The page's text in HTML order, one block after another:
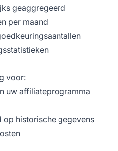
geaggregeerd
per maand
voor:
uw affiliateprogramma
op historische gegevens